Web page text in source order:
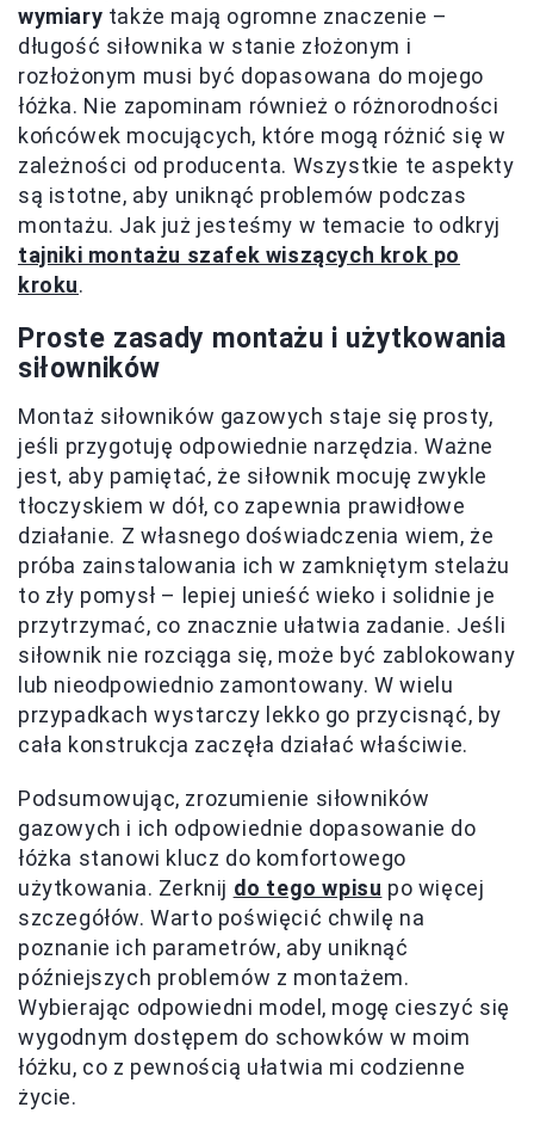
wymiary także mają ogromne znaczenie –
długość siłownika w stanie złożonym i
rozłożonym musi być dopasowana do mojego
łóżka. Nie zapominam również o różnorodności
końcówek mocujących, które mogą różnić się w
zależności od producenta. Wszystkie te aspekty
są istotne, aby uniknąć problemów podczas
montażu. Jak już jesteśmy w temacie to odkryj
tajniki montażu szafek wiszących krok po
kroku.
Proste zasady montażu i użytkowania
siłowników
Montaż siłowników gazowych staje się prosty,
jeśli przygotuję odpowiednie narzędzia. Ważne
jest, aby pamiętać, że siłownik mocuję zwykle
tłoczyskiem w dół, co zapewnia prawidłowe
działanie. Z własnego doświadczenia wiem, że
próba zainstalowania ich w zamkniętym stelażu
to zły pomysł – lepiej unieść wieko i solidnie je
przytrzymać, co znacznie ułatwia zadanie. Jeśli
siłownik nie rozciąga się, może być zablokowany
lub nieodpowiednio zamontowany. W wielu
przypadkach wystarczy lekko go przycisnąć, by
cała konstrukcja zaczęła działać właściwie.
Podsumowując, zrozumienie siłowników
gazowych i ich odpowiednie dopasowanie do
łóżka stanowi klucz do komfortowego
użytkowania. Zerknij do tego wpisu po więcej
szczegółów. Warto poświęcić chwilę na
poznanie ich parametrów, aby uniknąć
późniejszych problemów z montażem.
Wybierając odpowiedni model, mogę cieszyć się
wygodnym dostępem do schowków w moim
łóżku, co z pewnością ułatwia mi codzienne
życie.